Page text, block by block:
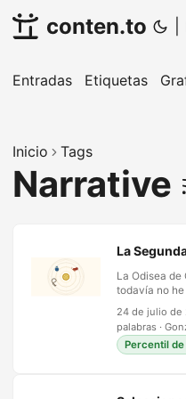
conten.to
Entradas Etiquetas
Inicio Tags
Narrative
La
La Odisea de
todavía no
antes La
releeré el
cien años del
porque un
24 de julio de
palabras ·
Percentil de